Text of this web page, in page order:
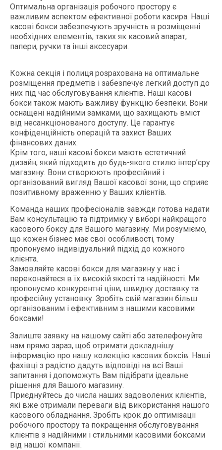
Оптимальна організація робочого простору є
важливим аспектом ефективної роботи касира. Наші
касові бокси забезпечують зручність в розміщенні
необхідних елементів, таких як касовий апарат,
папери, ручки та інші аксесуари.
Кожна секція і полиця розрахована на оптимальне
розміщення предметів і забезпечує легкий доступ до
них під час обслуговування клієнтів. Наші касові
бокси також мають важливу функцію безпеки. Вони
оснащені надійними замками, що захищають вміст
від несанкціонованого доступу. Це гарантує
конфіденційність операцій та захист Ваших
фінансових даних.
Крім того, наші касові бокси мають естетичний
дизайн, який підходить до будь-якого стилю інтер’єру
магазину. Вони створюють професійний і
організований вигляд Вашої касової зони, що сприяє
позитивному враженню у Ваших клієнтів.
Команда наших професіоналів завжди готова надати
Вам консультацію та підтримку у виборі найкращого
касового боксу для Вашого магазину. Ми розуміємо,
що кожен бізнес має свої особливості, тому
пропонуємо індивідуальний підхід до кожного
клієнта.
Замовляйте касові бокси для магазину у нас і
переконайтеся в їх високій якості та надійності. Ми
пропонуємо конкурентні ціни, швидку доставку та
професійну установку. Зробіть свій магазин більш
організованим і ефективним з нашими касовими
боксами!
Залиште заявку на нашому сайті або зателефонуйте
нам прямо зараз, щоб отримати докладнішу
інформацію про нашу колекцію касових боксів. Наші
фахівці з радістю дадуть відповіді на всі Ваші
запитання і допоможуть Вам підібрати ідеальне
рішення для Вашого магазину.
Приєднуйтесь до числа наших задоволених клієнтів,
які вже отримали переваги від використання нашого
касового обладнання. Зробіть крок до оптимізації
робочого простору та покращення обслуговування
клієнтів з надійними і стильними касовими боксами
від нашої компанії.